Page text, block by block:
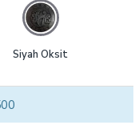
Siyah Oksit